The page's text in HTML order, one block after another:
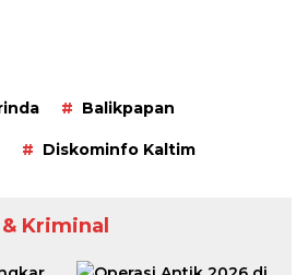
Balikpapan
Diskominfo Kaltim
Kriminal